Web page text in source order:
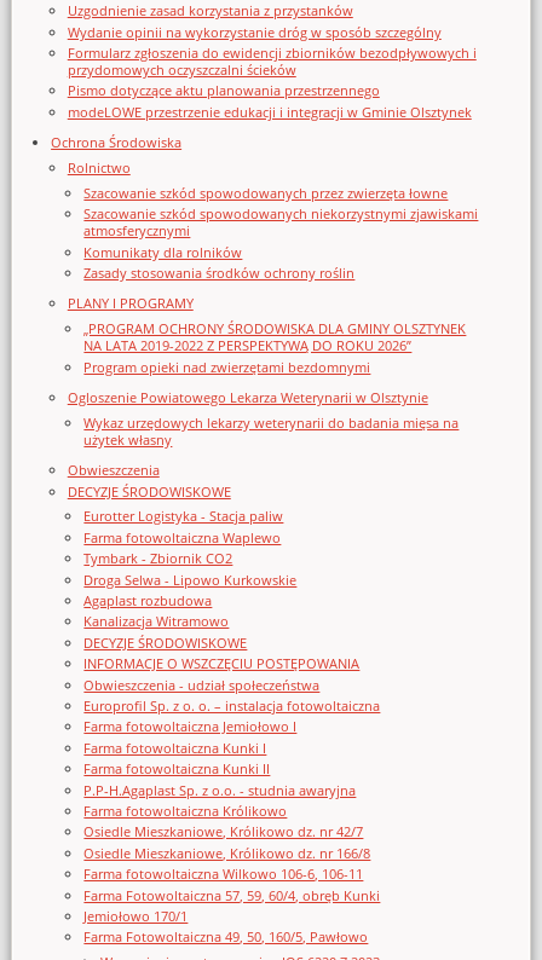
Uzgodnienie zasad korzystania z przystanków
Wydanie opinii na wykorzystanie dróg w sposób szczególny
Formularz zgłoszenia do ewidencji zbiorników bezodpływowych i
przydomowych oczyszczalni ścieków
Pismo dotyczące aktu planowania przestrzennego
modeLOWE przestrzenie edukacji i integracji w Gminie Olsztynek
Ochrona Środowiska
Rolnictwo
Szacowanie szkód spowodowanych przez zwierzęta łowne
Szacowanie szkód spowodowanych niekorzystnymi zjawiskami
atmosferycznymi
Komunikaty dla rolników
Zasady stosowania środków ochrony roślin
PLANY I PROGRAMY
„PROGRAM OCHRONY ŚRODOWISKA DLA GMINY OLSZTYNEK
NA LATA 2019-2022 Z PERSPEKTYWĄ DO ROKU 2026”
Program opieki nad zwierzętami bezdomnymi
Ogloszenie Powiatowego Lekarza Weterynarii w Olsztynie
Wykaz urzędowych lekarzy weterynarii do badania mięsa na
użytek własny
Obwieszczenia
DECYZJE ŚRODOWISKOWE
Eurotter Logistyka - Stacja paliw
Farma fotowoltaiczna Waplewo
Tymbark - Zbiornik CO2
Droga Selwa - Lipowo Kurkowskie
Agaplast rozbudowa
Kanalizacja Witramowo
DECYZJE ŚRODOWISKOWE
INFORMACJE O WSZCZĘCIU POSTĘPOWANIA
Obwieszczenia - udział społeczeństwa
Europrofil Sp. z o. o. – instalacja fotowoltaiczna
Farma fotowoltaiczna Jemiołowo I
Farma fotowoltaiczna Kunki I
Farma fotowoltaiczna Kunki II
P.P-H.Agaplast Sp. z o.o. - studnia awaryjna
Farma fotowoltaiczna Królikowo
Osiedle Mieszkaniowe, Królikowo dz. nr 42/7
Osiedle Mieszkaniowe, Królikowo dz. nr 166/8
Farma fotowoltaiczna Wilkowo 106-6, 106-11
Farma Fotowoltaiczna 57, 59, 60/4, obręb Kunki
Jemiołowo 170/1
Farma Fotowoltaiczna 49, 50, 160/5, Pawłowo